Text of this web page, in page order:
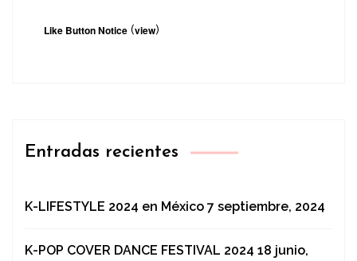
Like Button Notice (view)
Entradas recientes
K-LIFESTYLE 2024 en México 7 septiembre, 2024
K-POP COVER DANCE FESTIVAL 2024 18 junio,